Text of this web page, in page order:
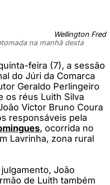
Wellington Fred
na manhã desta
feira (7), a sessão
do Júri da Comarca
Geraldo Perlingeiro
os réus Luith Silva
Victor Bruno Coura
responsáveis pela
, ocorrida no
Lavrinha, zona rural
João
de Luith também